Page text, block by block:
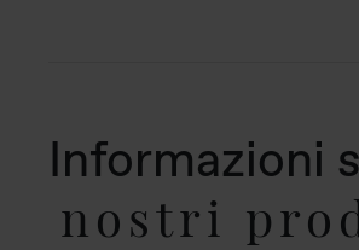
Informazioni
nostri